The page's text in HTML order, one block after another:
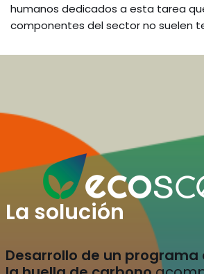
humanos dedicados a esta tarea
componentes del sector no suelen
La solución
Desarrollo de un programa